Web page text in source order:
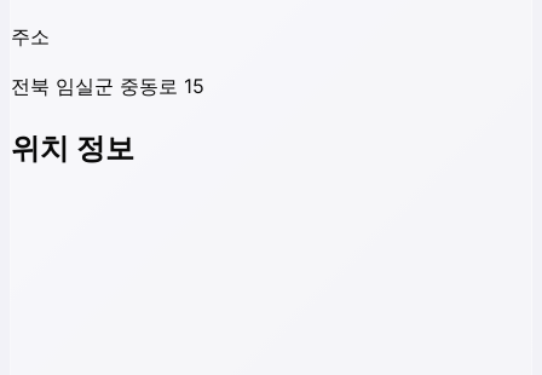
주소
전북 임실군 중동로 15
위치 정보